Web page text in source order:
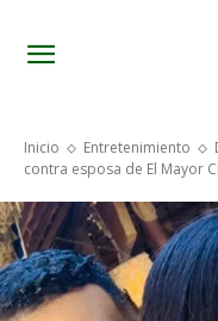
Inicio Entretenimiento
contra esposa de El Mayor